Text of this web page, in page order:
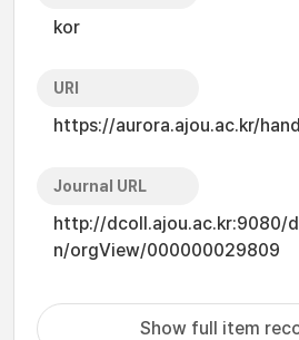
kor
URI
https://aurora.ajou.ac.kr/
Journal URL
http://dcoll.ajou.ac.kr:9080/
n/orgView/000000029809
Show full item